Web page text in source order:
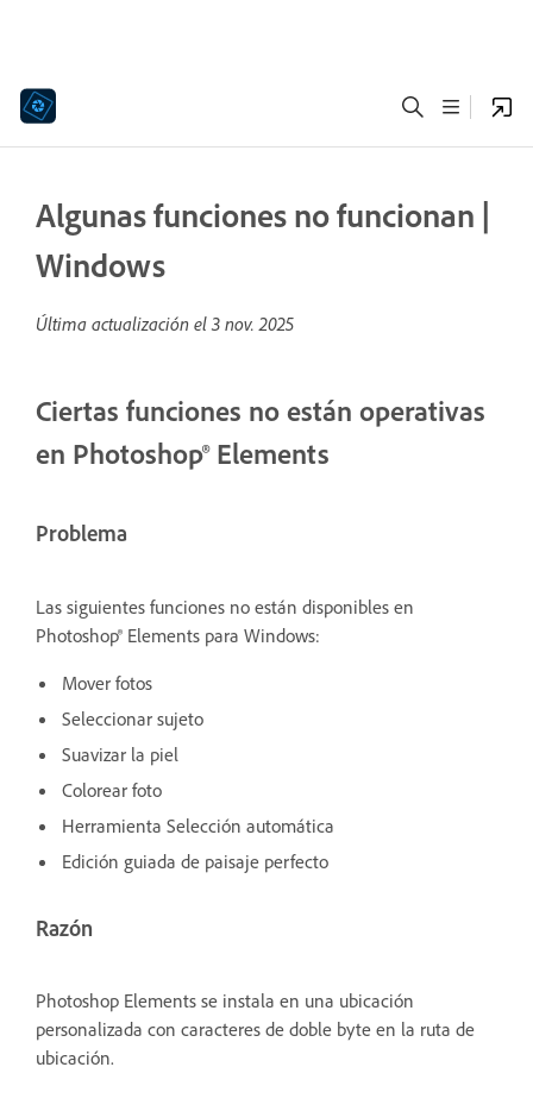
Algunas funciones no funcionan |
Windows
Última actualización el 3 nov. 2025
Ciertas funciones no están operativas
en Photoshop® Elements
Problema
Las siguientes funciones no están disponibles en
Photoshop® Elements para Windows:
Mover fotos
Seleccionar sujeto
Suavizar la piel
Colorear foto
Herramienta Selección automática
Edición guiada de paisaje perfecto
Razón
Photoshop Elements se instala en una ubicación
personalizada con caracteres de doble byte en la ruta de
ubicación.